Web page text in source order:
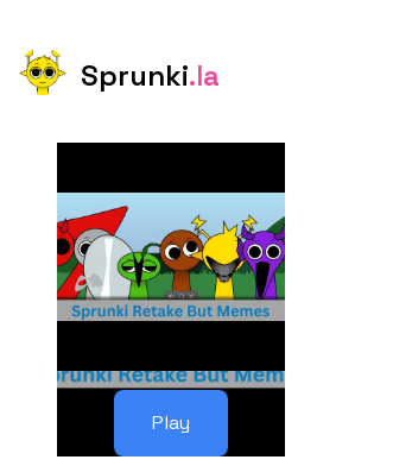
Sprunki.la
Play